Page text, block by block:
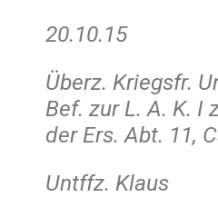
20.10.15
Überz. Kriegsfr.
Bef. zur L. A. K. I
der Ers. Abt. 11,
Untffz. Klaus